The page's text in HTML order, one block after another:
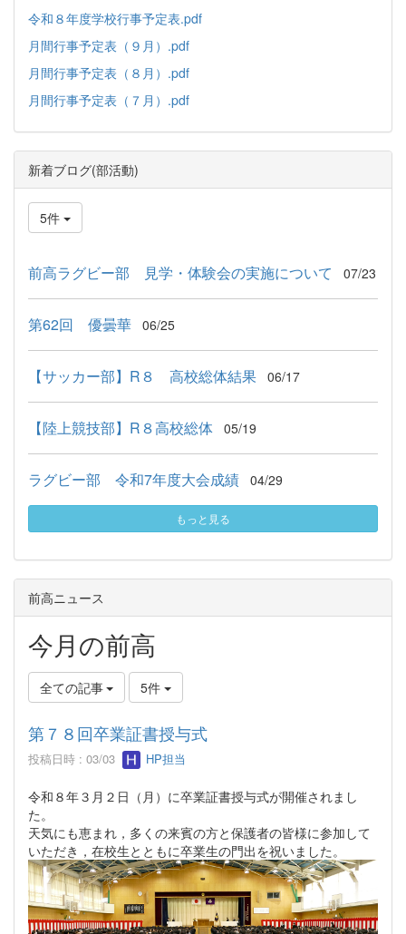
令和８年度学校行事予定表.pdf
月間行事予定表（９月）.pdf
月間行事予定表（８月）.pdf
月間行事予定表（７月）.pdf
新着ブログ(部活動)
5件
前高ラグビー部 見学・体験会の実施について 07/23
第62回 優曇華 06/25
【サッカー部】R８ 高校総体結果 06/17
【陸上競技部】R８高校総体 05/19
ラグビー部 令和7年度大会成績 04/29
もっと見る
前高ニュース
今月の前高
全ての記事 5件
第７８回卒業証書授与式
投稿日時 : 03/03 HP担当
令和８年３月２日（月）に卒業証書授与式が開催されまし
た。
天気にも恵まれ，多くの来賓の方と保護者の皆様に参加して
いただき，在校生とともに卒業生の門出を祝いました。